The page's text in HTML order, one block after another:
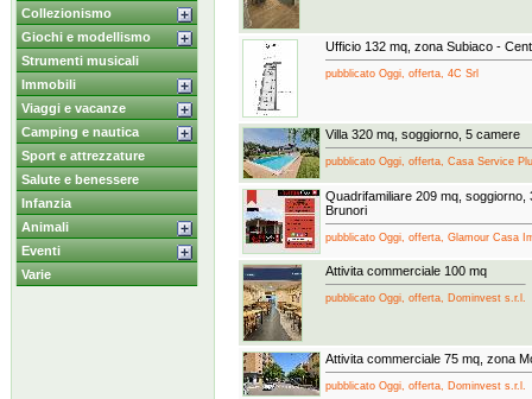
Collezionismo
Giochi e modellismo
Strumenti musicali
Immobili
Viaggi e vacanze
Camping e nautica
Sport e attrezzature
Salute e benessere
Infanzia
Animali
Eventi
Varie
Ufficio 132 mq, zona Subiaco -
pubblicato Oggi, offerta, 4C Srl
Villa 320 mq, soggiorno, 5 camere
pubblicato Oggi, offerta, Casa Service
Quadrifamiliare 209 mq, soggiorno,
Brunori
pubblicato Oggi, offerta, Glamour Casa
Attivita commerciale 100 mq
pubblicato Oggi, offerta, Dominvest s.r.l.
Attivita commerciale 75 mq, zona
pubblicato Oggi, offerta, Dominvest s.r.l.